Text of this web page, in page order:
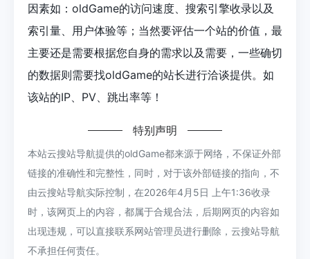
因素如：oldGame的访问速度、搜索引擎收录以及
索引量、用户体验等；当然要评估一个站的价值，最
主要还是需要根据您自身的需求以及需要，一些确切
的数据则需要找oldGame的站长进行洽谈提供。如
该站的IP、PV、跳出率等！
特别声明
本站云搜站导航提供的oldGame都来源于网络，不保证外部
链接的准确性和完整性，同时，对于该外部链接的指向，不
由云搜站导航实际控制，在2026年4月5日 上午1:36收录
时，该网页上的内容，都属于合规合法，后期网页的内容如
出现违规，可以直接联系网站管理员进行删除，云搜站导航
不承担任何责任。